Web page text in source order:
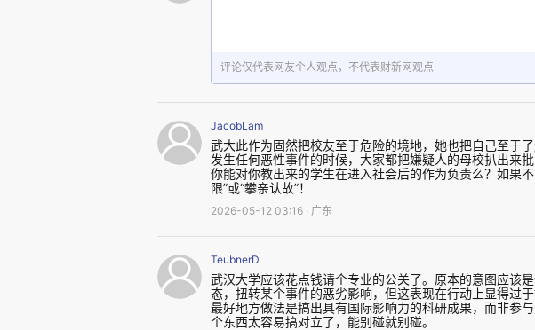
示了学校的立场鲜明，又不需要承担任何实质责任
OPPO已经道歉。余某的广告写坏了，但他不欠母
评论仅代表网友个人观点，不代表财新网观点
JacobLam
武大此作为固然把校友至于危险的境地，她也把自己至于
发生任何恶性事件的时候，大家都把嫌疑人的母校扒出来
你能对你教出来的学生在进入社会后的作为负责么？如果
限”或“攀亲认故”！
2026-05-12 03:16 · 广东
TeubnerD
武汉大学应该花点钱请个专业的公关了。原本的意图应该
态，扭转某个事件的恶劣影响，但这表现在行动上显得过
最好地方做法是搞出具有国际影响力的科研成果，而非参
个东西太容易搞对立了，能别碰就别碰。